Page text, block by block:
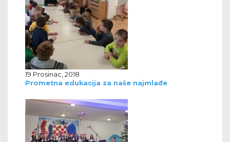
19 Prosinac, 2018
Prometna edukacija za naše najmlađe